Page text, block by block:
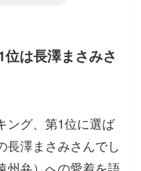
は長澤まさみさ
ング、第1位に選ば
長澤まさみさんでし